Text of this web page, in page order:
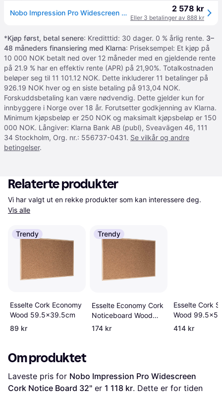
Nobo Impression Pro Widescreen korktavle 32 71x40cm, Kork 2 578 kr
Eller 3 betalinger av 888 kr
*Kjøp først, betal senere: Kreditttid: 30 dager. 0 % årlig rente. 3–
48 måneders finansiering med Klarna: Priseksempel: Et kjøp på
10 000 NOK betalt ned over 12 måneder med en gjeldende rente
på 21.9 % har en effektiv rente (APR) på 21,90%. Totalkostnaden
beløper seg til 11 101.12 NOK. Dette inkluderer 11 betalinger på
926.19 NOK hver og en siste betaling på 913,04 NOK.
Forskuddsbetaling kan være nødvendig. Dette gjelder kun for
innbyggere i Norge over 18 år. Forutsetter godkjenning av Klarna.
Minimum kjøpsbeløp er 250 NOK og maksimalt kjøpsbeløp er 150
000 NOK. Långiver: Klarna Bank AB (publ), Sveavägen 46, 111
34 Stockholm, Org. nr.: 556737-0431. Se vilkår og andre
betingelser.
Relaterte produkter
Vis alle
Trendy
Esselte Cork Economy
Wood 59.5x39.5cm
89 kr
Trendy
Esselte Economy Cork
Noticeboard Wood
frame 90x60cm
174 kr
Esselte Cork
Wood
414 kr
Om produktet
Laveste pris for Nobo Impression Pro Widescreen
Cork Notice Board 32" er 1 118 kr. Dette er for tiden